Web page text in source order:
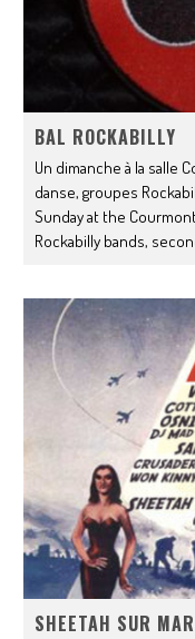
BAL ROCKABILLY
Un dimanche à la salle
danse, groupes
Sunday at the
Rockabilly bands,
SHEETAH SUR